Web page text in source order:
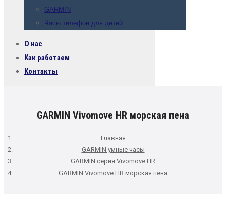
GARMIN
Часы телефон для детей
О нас
Как работаем
Контакты
GARMIN Vivomove HR морская пена
Главная
GARMIN умные часы
GARMIN серия Vivomove HR
GARMIN Vivomove HR морская пена